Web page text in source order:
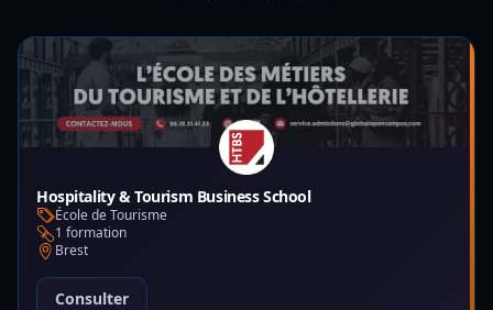
Hospitality & Tourism Business School
École de Tourisme
1 formation
Brest
Consulter